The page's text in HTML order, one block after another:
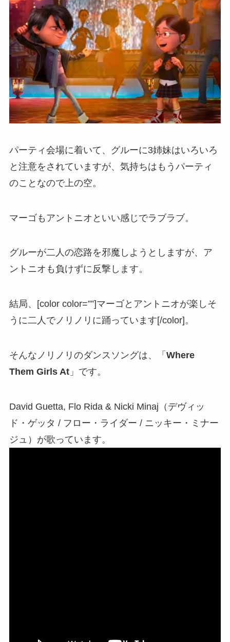
パーティ会場に着いて、グルーに3姉妹はいろいろ
と注意をされていますが、気持ちはもうパーティ
のことなので上の空。
マーゴもアントニオといい感じでラブラブ。
グルーが二人の恋路を邪魔しようとしますが、ア
ントニオも負けずに反撃します。
結局、[color color=””]マーゴとアントニオが楽しそ
うに二人でノリノリに踊っています[/color]。
そんなノリノリのダンスソングは、「 Where
Them Girls At」です。
David Guetta, Flo Rida & Nicki Minaj（デヴィッ
ド・ゲッタ / フロー・ライダー / ニッキー・ミナー
ジュ）が歌っています。